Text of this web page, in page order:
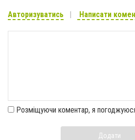
Авторизуватись Написати
Розміщуючи коментар, я
Додати